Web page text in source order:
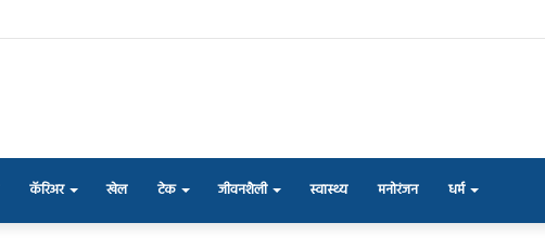
कॅरिअर खेल टेक जीवनशैली स्वास्थ्य मनोरंजन धर्म